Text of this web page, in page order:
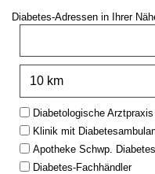
Diabetes-Adressen in Ihrer
Type:Diabetologische Arztpraxis
Klinik mit
Apotheke Schwp. Diabetes
Diabetes-Fachhändler